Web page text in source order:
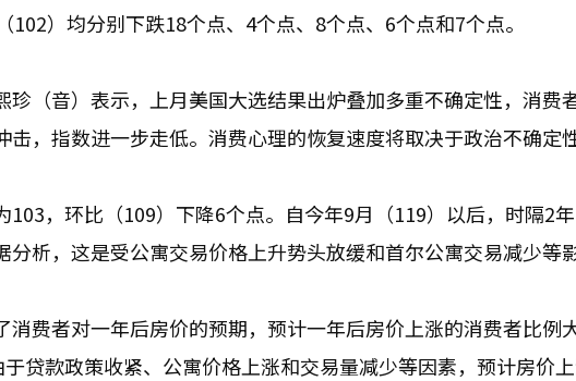
102）均分别下跌18个点、4个点、8个点、6个点和7个点。
珍（音）表示，‌上月美国大选结果出炉叠加多重不确定性，消费
，指数进一步走低‌。消费心理的恢复速度将取决于政治不确定
103，环比（109）下降6个点。自今年9月（119）以后，时隔2
析，这是受公寓交易价格上升势头放缓和首尔公寓交易减少等影
消费者对一年后房价的预期，预计一年后房价上涨的消费者比例
贷款政策收紧、公寓价格上涨和交易量减少等因素，预计房价上